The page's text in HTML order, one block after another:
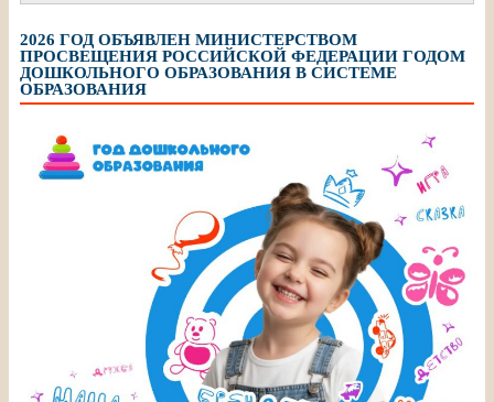
2026 ГОД ОБЪЯВЛЕН МИНИСТЕРСТВОМ
ПРОСВЕЩЕНИЯ РОССИЙСКОЙ ФЕДЕРАЦИИ ГОДОМ
ДОШКОЛЬНОГО ОБРАЗОВАНИЯ В СИСТЕМЕ
ОБРАЗОВАНИЯ